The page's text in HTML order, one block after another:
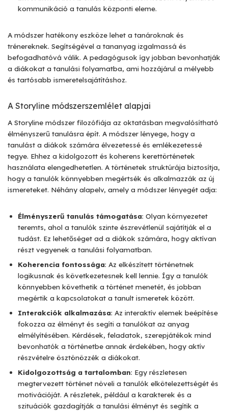
kommunikáció a tanulás központi eleme.
A módszer hatékony eszköze lehet a tanároknak és
trénereknek. Segítségével a tananyag izgalmassá és
befogadhatóvá válik. A pedagógusok így jobban bevonhatják
a diákokat a tanulási folyamatba, ami hozzájárul a mélyebb
és tartósabb ismeretelsajátításhoz.
A Storyline módszerszemlélet alapjai
A Storyline módszer filozófiája az oktatásban megvalósítható
élményszerű tanulásra épít. A módszer lényege, hogy a
tanulást a diákok számára élvezetessé és emlékezetessé
tegye. Ehhez a kidolgozott és koherens kerettörténetek
használata elengedhetetlen. A történetek struktúrája biztosítja,
hogy a tanulók könnyebben megértsék és alkalmazzák az új
ismereteket. Néhány alapelv, amely a módszer lényegét adja:
Élményszerű tanulás támogatása: Olyan környezetet
teremts, ahol a tanulók szinte észrevétlenül sajátítják el a
tudást. Ez lehetőséget ad a diákok számára, hogy aktívan
részt vegyenek a tanulási folyamatban.
Koherencia fontossága: Az elkészített történetnek
logikusnak és következetesnek kell lennie. Így a tanulók
könnyebben követhetik a történet menetét, és jobban
megértik a kapcsolatokat a tanult ismeretek között.
Interakciók alkalmazása: Az interaktív elemek beépítése
fokozza az élményt és segíti a tanulókat az anyag
elmélyítésében. Kérdések, feladatok, szerepjátékok mind
bevonhatók a történetbe annak érdekében, hogy aktív
részvételre ösztönözzék a diákokat.
Kidolgozottság a tartalomban: Egy részletesen
megtervezett történet növeli a tanulók elkötelezettségét és
motivációját. A részletek, például a karakterek és a
szituációk gazdagítják a tanulási élményt és segítik a